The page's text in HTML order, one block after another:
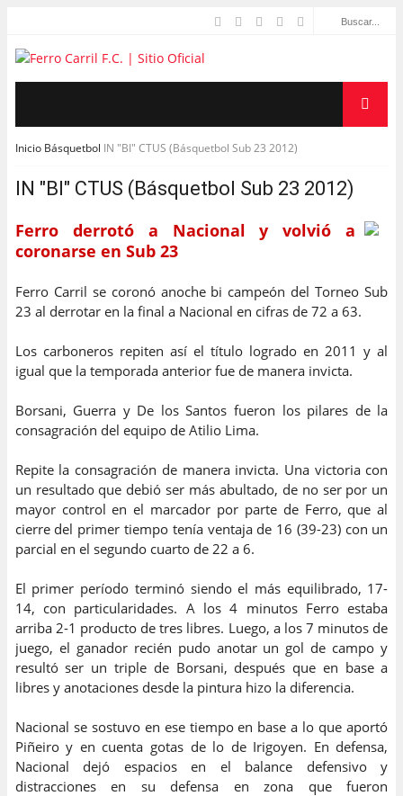
Inicio Básquetbol IN "BI" CTUS (Básquetbol Sub 23 2012)
IN "BI" CTUS (Básquetbol Sub 23 2012)
Ferro derrotó a Nacional y volvió a
coronarse en Sub 23
Ferro Carril se coronó anoche bi campeón del Torneo Sub
23 al derrotar en la final a Nacional en cifras de 72 a 63.
Los carboneros repiten así el título logrado en 2011 y al
igual que la temporada anterior fue de manera invicta.
Borsani, Guerra y De los Santos fueron los pilares de la
consagración del equipo de Atilio Lima.
Repite la consagración de manera invicta. Una victoria con
un resultado que debió ser más abultado, de no ser por un
mayor control en el marcador por parte de Ferro, que al
cierre del primer tiempo tenía ventaja de 16 (39-23) con un
parcial en el segundo cuarto de 22 a 6.
El primer período terminó siendo el más equilibrado, 17-
14, con particularidades. A los 4 minutos Ferro estaba
arriba 2-1 producto de tres libres. Luego, a los 7 minutos de
juego, el ganador recién pudo anotar un gol de campo y
resultó ser un triple de Borsani, después que en base a
libres y anotaciones desde la pintura hizo la diferencia.
Nacional se sostuvo en ese tiempo en base a lo que aportó
Piñeiro y en cuenta gotas de lo de Irigoyen. En defensa,
Nacional dejó espacios en el balance defensivo y
distracciones en su defensa en zona que fueron